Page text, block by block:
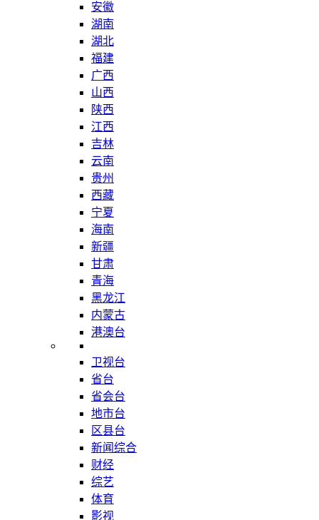
安徽
湖南
湖北
福建
广西
山西
陕西
江西
吉林
云南
贵州
西藏
宁夏
海南
新疆
甘肃
青海
黑龙江
内蒙古
港澳台
卫视台
省台
省会台
地市台
区县台
新闻综合
财经
综艺
体育
影视